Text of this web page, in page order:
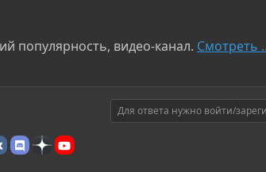
видео-канал. Смотреть
Для ответа нужно войти/